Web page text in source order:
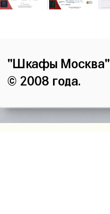
"Шкафы Москва"
© 2008 года.